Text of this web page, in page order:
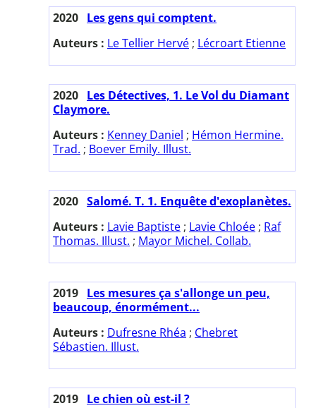
2020 Les gens qui comptent.
Auteurs : Le Tellier Hervé ; Lécroart Etienne
2020 Les Détectives, 1. Le Vol du Diamant
Claymore.
Auteurs : Kenney Daniel ; Hémon Hermine.
Trad. ; Boever Emily. Illust.
2020 Salomé. T. 1. Enquête d'exoplanètes.
Auteurs : Lavie Baptiste ; Lavie Chloée ; Raf
Thomas. Illust. ; Mayor Michel. Collab.
2019 Les mesures ça s'allonge un peu,
beaucoup, énormément...
Auteurs : Dufresne Rhéa ; Chebret
Sébastien. Illust.
2019 Le chien où est-il ?